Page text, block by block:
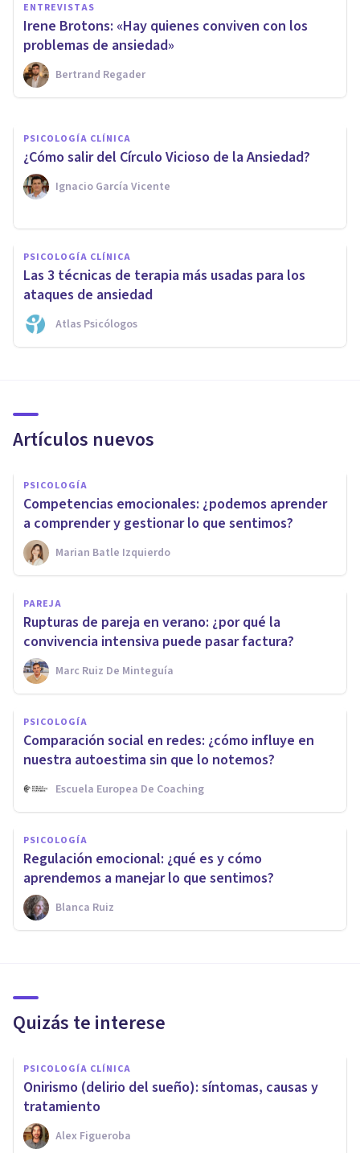
ENTREVISTAS
Irene Brotons: «Hay quienes conviven con los
problemas de ansiedad»
Bertrand Regader
¿Cómo reconocer los síntomas
de la agorafobia?
Arturo Torres
PSICOLOGÍA CLÍNICA
¿Cómo salir del Círculo Vicioso de la Ansiedad?
Ignacio García Vicente
PSICOLOGÍA CLÍNICA
Las 3 técnicas de terapia más usadas para los
ataques de ansiedad
Atlas Psicólogos
Artículos nuevos
PSICOLOGÍA
Competencias emocionales: ¿podemos aprender
a comprender y gestionar lo que sentimos?
Marian Batle Izquierdo
PAREJA
Rupturas de pareja en verano: ¿por qué la
convivencia intensiva puede pasar factura?
Marc Ruiz De Minteguía
PSICOLOGÍA
Comparación social en redes: ¿cómo influye en
nuestra autoestima sin que lo notemos?
Escuela Europea De Coaching
PSICOLOGÍA
Regulación emocional: ¿qué es y cómo
aprendemos a manejar lo que sentimos?
Blanca Ruiz
Quizás te interese
PSICOLOGÍA CLÍNICA
Onirismo (delirio del sueño): síntomas, causas y
tratamiento
Alex Figueroba